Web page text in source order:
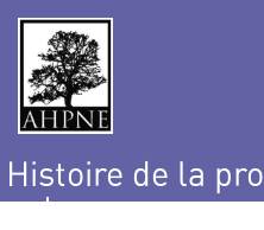
Histoire de la
nature